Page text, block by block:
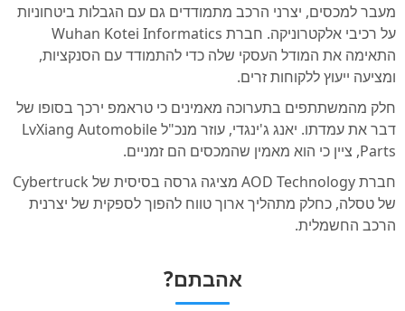
מעבר למכסים, יצרני הרכב מתמודדים גם עם הגבלות ביטחוניות
על רכיבי אלקטרוניקה. חברת Wuhan Kotei Informatics
התאימה את המודל העסקי שלה כדי להתמודד עם הסנקציות,
ומציעה ייעוץ ללקוחות זרים.
חלק מהמשתתפים בתערוכה מאמינים כי טראמפ ירכך בסופו של
דבר את עמדתו. יאנג ג'ינגדי, עוזר מנכ"ל LvXiang Automobile
Parts, ציין כי הוא מאמין שהמכסים הם זמניים.
חברת AOD Technology מציגה גרסה בסיסית של Cybertruck
של טסלה, כחלק מתהליך ארוך טווח להפוך לספקית של יצרנית
הרכב החשמלית.
אהבתם?